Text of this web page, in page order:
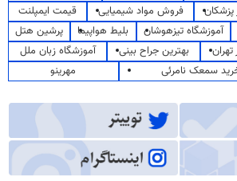
فروش مواد شیمیایی
قیمت ایمپلنت
آموزشگاه تیزهوشان بلیط هواپیما
پرشین هتل
بهترین جراح بینی
آموزشگاه زبان ملل
سمعک نامرئی
مهرینو